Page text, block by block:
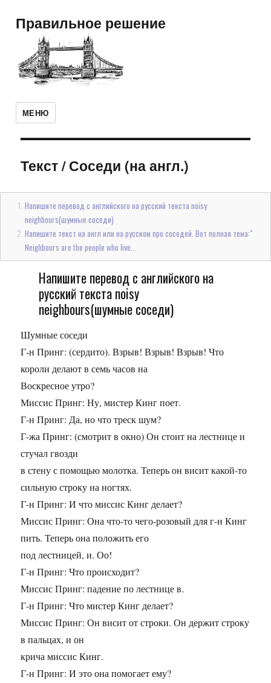
Правильное решение
МЕНЮ
Текст/Соседи (на англ.)
Напишите перевод с английского на русский текста noisy
neighbours(шумные соседи)
Напишите текст на англ или на русском про соседей. Вот полная тема:"
Neighbours are the people who live...
Напишите перевод с английского на
русский текста noisy
neighbours(шумные соседи)
Шумные соседи
Г-н Принг: (сердито). Взрыв! Взрыв! Взрыв! Что
короли делают в семь часов на
Воскресное утро?
Миссис Принг: Ну, мистер Кинг поет.
Г-н Принг: Да, но что треск шум?
Г-жа Принг: (смотрит в окно) Он стоит на лестнице и
стучал гвозди
в стену с помощью молотка. Теперь он висит какой-то
сильную строку на ногтях.
Г-н Принг: И что миссис Кинг делает?
Миссис Принг: Она что-то чего-розовый для г-н Кинг
пить. Теперь она положить его
под лестницей, и. Оо!
Г-н Принг: Что происходит?
Миссис Принг: падение по лестнице в.
Г-н Принг: Что мистер Кинг делает?
Миссис Принг: Он висит от строки. Он держит строку
в пальцах, и он
крича миссис Кинг.
Г-н Принг: И это она помогает ему?